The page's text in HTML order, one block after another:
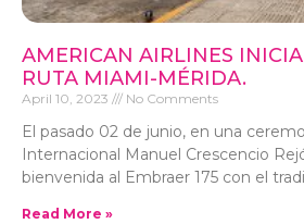
AMERICAN AIRLINES
RUTA MIAMI-MÉRIDA.
April 10, 2023 No Comments
El pasado 02 de junio, en una
Internacional Manuel Crescencio
bienvenida al Embraer 175 con el
Read More »